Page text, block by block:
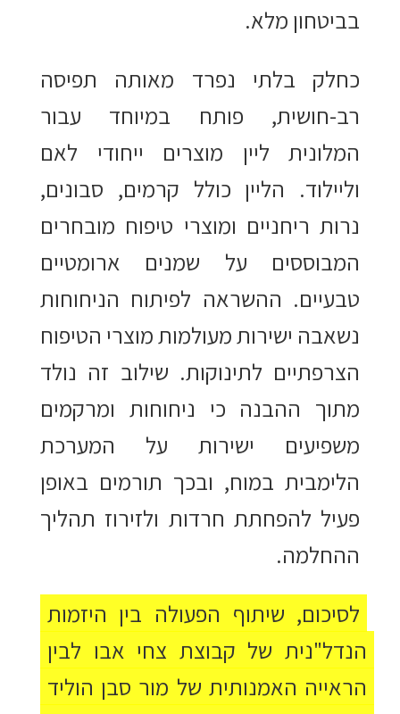
בביטחון מלא.
כחלק בלתי נפרד מאותה תפיסה
רב-חושית, פותח במיוחד עבור
המלונית ליין מוצרים ייחודי לאם
וליילוד. הליין כולל קרמים, סבונים,
נרות ריחניים ומוצרי טיפוח מובחרים
המבוססים על שמנים ארומטיים
טבעיים. ההשראה לפיתוח הניחוחות
נשאבה ישירות מעולמות מוצרי הטיפוח
הצרפתיים לתינוקות. שילוב זה נולד
מתוך ההבנה כי ניחוחות ומרקמים
משפיעים ישירות על המערכת
הלימבית במוח, ובכך תורמים באופן
פעיל להפחתת חרדות ולזירוז תהליך
ההחלמה.
לסיכום, שיתוף הפעולה בין היזמות
הנדל"נית של קבוצת צחי אבו לבין
הראייה האמנותית של מור סבן הוליד